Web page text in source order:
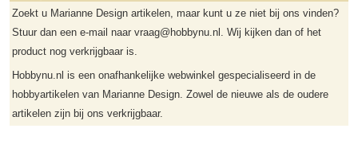
Zoekt u Marianne Design artikelen, maar kunt u ze niet bij ons vinden?
Stuur dan een e-mail naar vraag@hobbynu.nl. Wij kijken dan of het
product nog verkrijgbaar is.
Hobbynu.nl is een onafhankelijke webwinkel gespecialiseerd in de
hobbyartikelen van Marianne Design. Zowel de nieuwe als de oudere
artikelen zijn bij ons verkrijgbaar.